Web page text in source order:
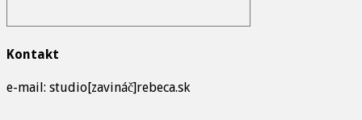
Kontakt
e-mail: studio[zavináč]rebeca.sk